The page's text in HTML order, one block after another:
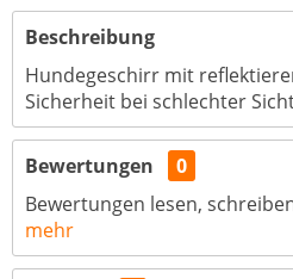
Beschreibung
Hundegeschirr mit
Sicherheit bei schlechter
Bewertungen
0
Bewertungen lesen,
mehr